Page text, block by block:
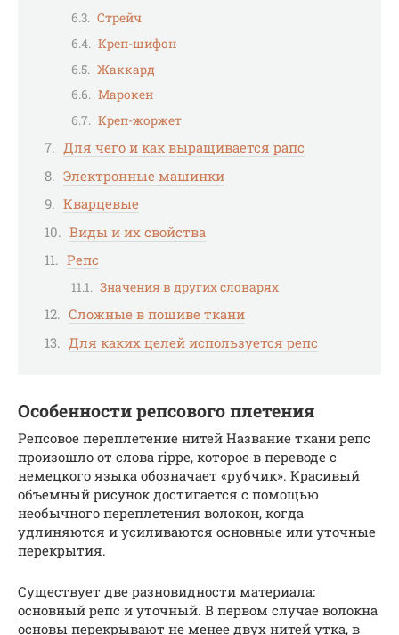
Стрейч
Креп-шифон
Жаккард
Марокен
Креп-жоржет
Для чего и как выращивается рапс
Электронные машинки
Кварцевые
Виды и их свойства
Репс
Значения в других словарях
Сложные в пошиве ткани
Для каких целей используется репс
Особенности репсового плетения
Репсовое переплетение нитей Название ткани репс
произошло от слова rippe, которое в переводе с
немецкого языка обозначает «рубчик». Красивый
объемный рисунок достигается с помощью
необычного переплетения волокон, когда
удлиняются и усиливаются основные или уточные
перекрытия.
Существует две разновидности материала:
основный репс и уточный. В первом случае волокна
основы перекрывают не менее двух нитей утка, в